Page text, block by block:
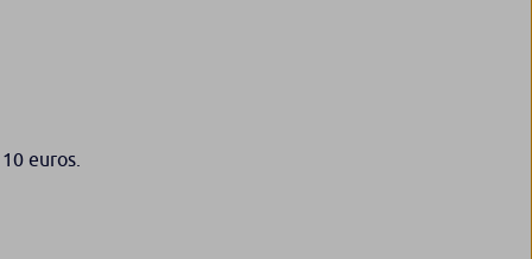
euros.